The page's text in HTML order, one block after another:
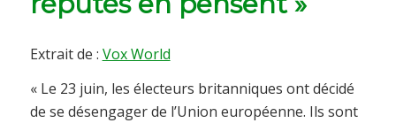
Extrait de : Vox World
« Le 23 juin, les électeurs britanniques ont décidé
de se désengager de l’Union européenne. Ils sont